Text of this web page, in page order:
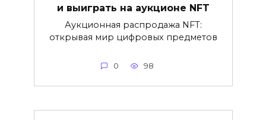
и выиграть на аукционе NFT
Аукционная распродажа NFT:
открывая мир цифровых предметов
0 98